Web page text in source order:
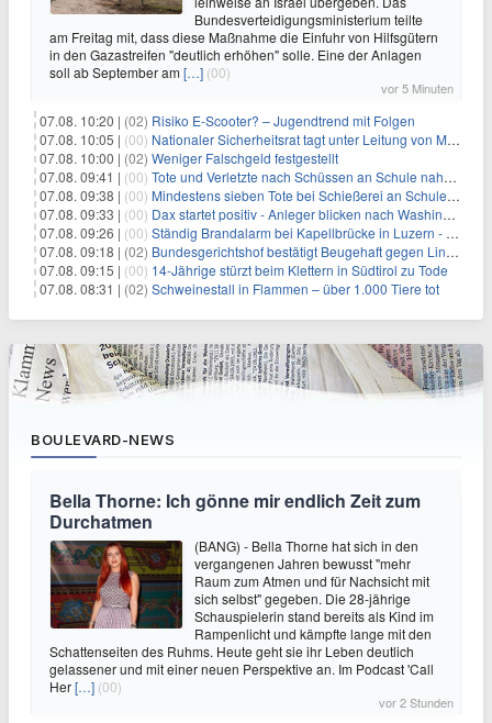
Bundesverteidigungsministerium teilte
am Freitag mit, dass diese Maßnahme die Einfuhr von Hilfsgütern
in den Gazastreifen "deutlich erhöhen" solle. Eine der Anlagen
soll ab September am[…] (00)
vor 5 Minuten
07.08. 10:20 | (02) Risiko E-Scooter? – Jugendtrend mit Folgen
07.08. 10:05 | (00) Nationaler Sicherheitsrat tagt unter Leitung von Merz
07.08. 10:00 | (02) Weniger Falschgeld festgestellt
07.08. 09:41 | (00) Tote und Verletzte nach Schüssen an Schule nahe Bangkok
07.08. 09:38 | (00) Mindestens sieben Tote bei Schießerei an Schule nahe Bangkok
07.08. 09:33 | (00) Dax startet positiv - Anleger blicken nach Washington
07.08. 09:26 | (00) Ständig Brandalarm bei Kapellbrücke in Luzern - Spinnen?
07.08. 09:18 | (02) Bundesgerichtshof bestätigt Beugehaft gegen Lina E.
07.08. 09:15 | (00) 14-Jährige stürzt beim Klettern in Südtirol zu Tode
07.08. 08:31 | (02) Schweinestall in Flammen – über 1.000 Tiere tot
BOULEVARD-NEWS
Bella Thorne: Ich gönne mir endlich Zeit zum
Durchatmen
(BANG) - Bella Thorne hat sich in den
vergangenen Jahren bewusst "mehr
Raum zum Atmen und für Nachsicht mit
sich selbst" gegeben. Die 28-jährige
Schauspielerin stand bereits als Kind im
Rampenlicht und kämpfte lange mit den
Schattenseiten des Ruhms. Heute geht sie ihr Leben deutlich
gelassener und mit einer neuen Perspektive an. Im Podcast 'Call
Her[…] (00)
vor 2 Stunden